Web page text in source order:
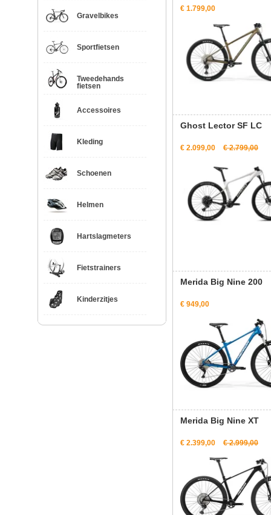
Gravelbikes
Sportfietsen
Tweedehands
fietsen
Accessoires
Kleding
Schoenen
Helmen
Hartslagmeters
Fietstrainers
Kinderzitjes
€ 1.799,00
Ghost Lector SF LC
€ 2.099,00 € 2.799,00
Merida Big Nine 200
€ 949,00
Merida Big Nine XT
€ 2.399,00 € 2.999,00